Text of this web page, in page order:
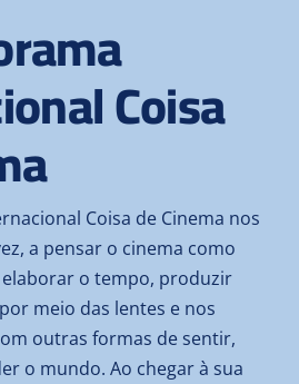
Coisa
Coisa de Cinema nos
a pensar o cinema como
elaborar o tempo, produzir
meio das lentes e nos
outras formas de sentir,
o mundo. Ao chegar à sua